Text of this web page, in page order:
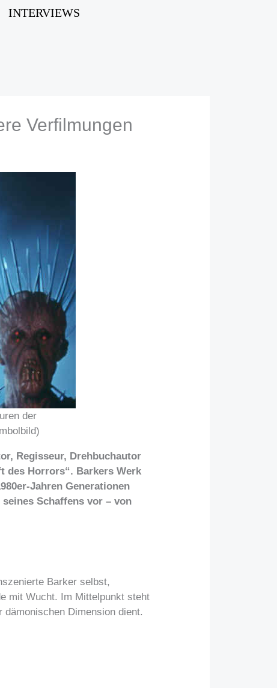
INTERVIEWS
Verfilmungen
der
Regisseur, Drehbuchautor
des Horrors“. Barkers Werk
Jahren Generationen
Schaffens vor – von
Barker selbst,
mit Wucht. Im Mittelpunkt steht
Dimension dient.